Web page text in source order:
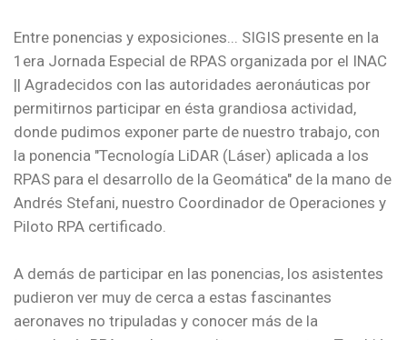
Entre ponencias y exposiciones... SIGIS presente en la
1era Jornada Especial de RPAS organizada por el INAC
|| Agradecidos con las autoridades aeronáuticas por
permitirnos participar en ésta grandiosa actividad,
donde pudimos exponer parte de nuestro trabajo, con
la ponencia "Tecnología LiDAR (Láser) aplicada a los
RPAS para el desarrollo de la Geomática" de la mano de
Andrés Stefani, nuestro Coordinador de Operaciones y
Piloto RPA certificado.
A demás de participar en las ponencias, los asistentes
pudieron ver muy de cerca a estas fascinantes
aeronaves no tripuladas y conocer más de la